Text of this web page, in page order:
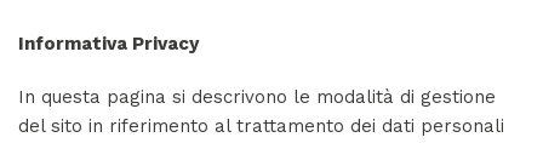
Informativa Privacy
In questa pagina si descrivono le modalità di gestione
del sito in riferimento al trattamento dei dati personali